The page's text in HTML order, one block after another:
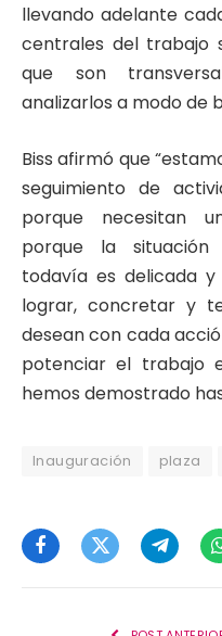
llevando adelante
centrales del trabajo
que son
analizarlos a modo de
Biss afirmó que
seguimiento de
porque necesitan
porque la situación
todavía es delicada
lograr, concretar y
desean con cada
potenciar el trabajo
hemos demostrado
Inauguración plaza
FacebookTwitter